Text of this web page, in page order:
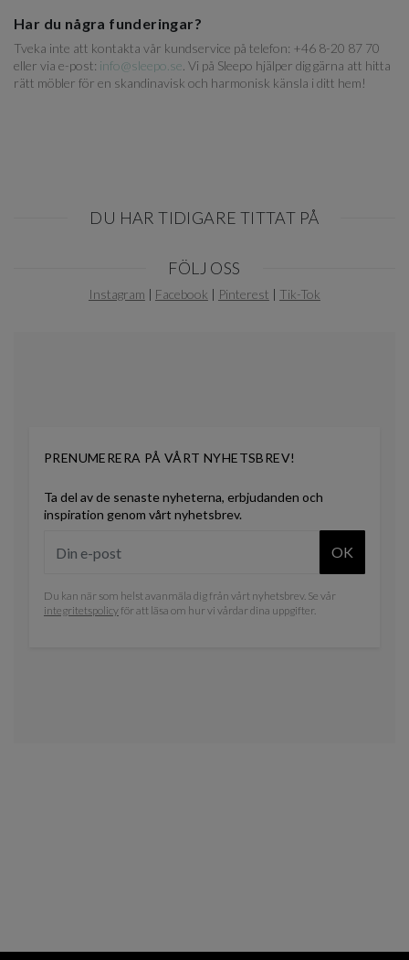
Har du några funderingar?
Tveka inte att kontakta vår kundservice på telefon: +46 8-20 87 70
eller via e-post: info@sleepo.se . Vi på Sleepo hjälper dig gärna att hitta
rätt möbler för en skandinavisk och harmonisk känsla i ditt hem!
DU HAR TIDIGARE TITTAT PÅ
FÖLJ OSS
Instagram | Facebook | Pinterest | Tik-Tok
PRENUMERERA PÅ VÅRT NYHETSBREV!
Ta del av de senaste nyheterna, erbjudanden och
inspiration genom vårt nyhetsbrev.
OK
Du kan när som helst avanmäla dig från vårt nyhetsbrev. Se vår
integritetspolicyför att läsa om hur vi vårdar dina uppgifter.